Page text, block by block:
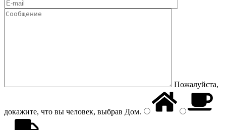
Пожалуйста,
докажите, что вы человек, выбрав Дом.